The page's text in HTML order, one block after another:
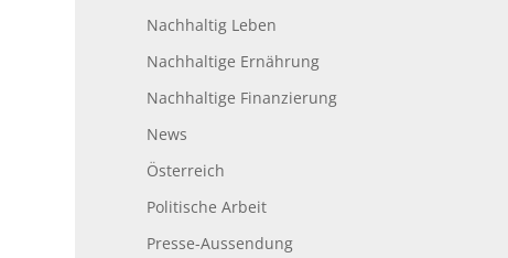
Nachhaltig Leben
Nachhaltige Ernährung
Nachhaltige Finanzierung
News
Österreich
Politische Arbeit
Presse-Aussendung